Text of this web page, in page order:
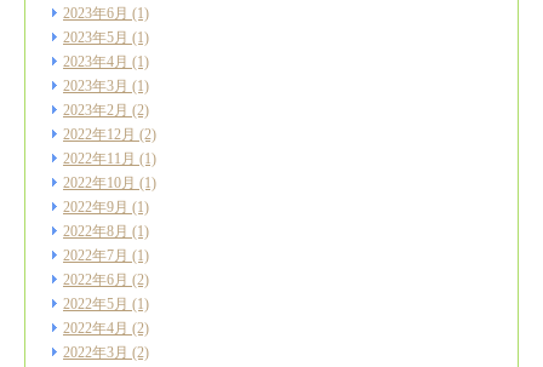
2023年6月 (1)
2023年5月 (1)
2023年4月 (1)
2023年3月 (1)
2023年2月 (2)
2022年12月 (2)
2022年11月 (1)
2022年10月 (1)
2022年9月 (1)
2022年8月 (1)
2022年7月 (1)
2022年6月 (2)
2022年5月 (1)
2022年4月 (2)
2022年3月 (2)